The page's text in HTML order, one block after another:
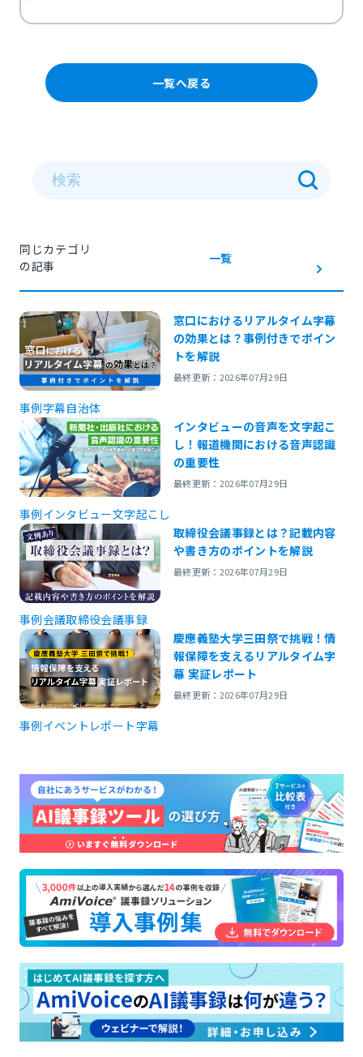
一覧へ戻る
同じカテゴリ
の記事
一覧
窓口におけるリアルタイム字幕
の効果とは？事例付きでポイン
トを解説
最終更新：2026年07月29日
事例字幕自治体
インタビューの音声を文字起こ
し！報道機関における音声認識
の重要性
最終更新：2026年07月29日
事例インタビュー文字起こし
取締役会議事録とは？記載内容
や書き方のポイントを解説
最終更新：2026年07月29日
事例会議取締役会議事録
慶應義塾大学三田祭で挑戦！情
報保障を支えるリアルタイム字
幕 実証レポート
最終更新：2026年07月29日
事例イベントレポート字幕